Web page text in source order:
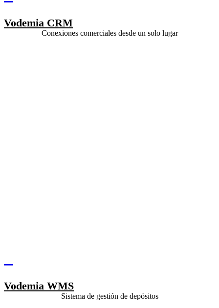
Vodemia CRM
Conexiones comerciales desde un solo lugar
Vodemia WMS
Sistema de gestión de depósitos